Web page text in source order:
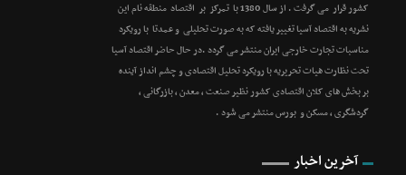
کشور قرار می گرفت . از سال 1380 با تمرکز بر اقتصاد منطقه نام این
نشریه به اقتصاد آسیا تغییر یافته که به صورت تحلیلی و عمدتا با رویکرد
مناسبات تجارت خارجی ایران منتشر می گردد .در حال حاضر اقتصاد آسیا
تحت نظارت هیات تحریریه با رویکرد تحلیل اقتصادی و چشم انداز آینده
بر بخش های کلان اقتصادی کشور نظیر صنعت ، معدن ، بازرگانی ،
گردشگری ، مسکن و بورس منتشر می شود .
آخرین اخبار